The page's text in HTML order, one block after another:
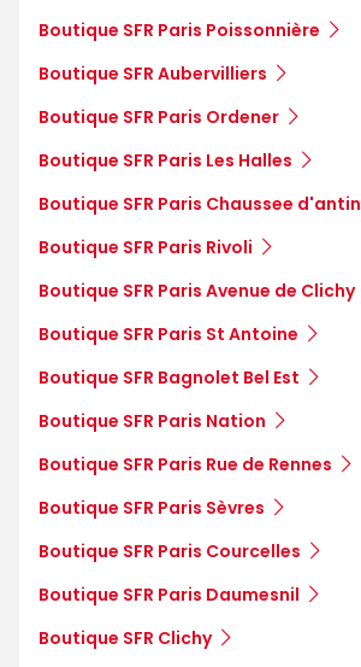
Boutique SFR Paris Poissonnière
Boutique SFR Aubervilliers
Boutique SFR Paris Ordener
Boutique SFR Paris Les Halles
Boutique SFR Paris Chaussee d'antin
Boutique SFR Paris Rivoli
Boutique SFR Paris Avenue de Clichy
Boutique SFR Paris St Antoine
Boutique SFR Bagnolet Bel Est
Boutique SFR Paris Nation
Boutique SFR Paris Rue de Rennes
Boutique SFR Paris Sèvres
Boutique SFR Paris Courcelles
Boutique SFR Paris Daumesnil
Boutique SFR Clichy